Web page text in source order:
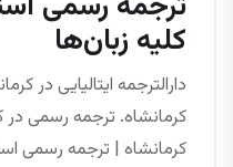
کلیه زبان‌ها
دارالترجمه ایتالیایی در
کرمانشاه. ترجمه رسمی در
کرمانشاه | ترجمه رسمی